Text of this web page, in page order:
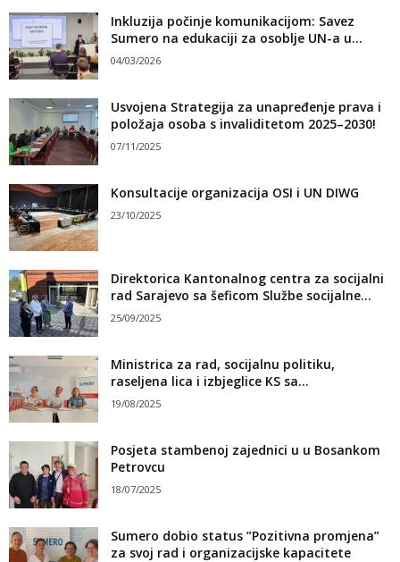
Inkluzija počinje komunikacijom: Savez
Sumero na edukaciji za osoblje UN-a u...
04/03/2026
Usvojena Strategija za unapređenje prava i
položaja osoba s invaliditetom 2025–2030!
07/11/2025
Konsultacije organizacija OSI i UN DIWG
23/10/2025
Direktorica Kantonalnog centra za socijalni
rad Sarajevo sa šeficom Službe socijalne...
25/09/2025
Ministrica za rad, socijalnu politiku,
raseljena lica i izbjeglice KS sa...
19/08/2025
Posjeta stambenoj zajednici u u Bosankom
Petrovcu
18/07/2025
Sumero dobio status ”Pozitivna promjena”
za svoj rad i organizacijske kapacitete